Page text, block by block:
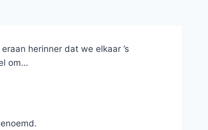
herinner dat we elkaar ’s
om…